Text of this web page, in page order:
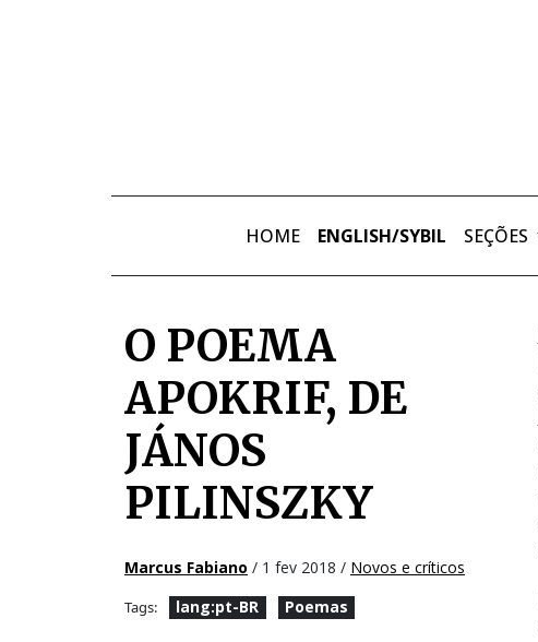
HOME ENGLISH/SYBIL SEÇÕES
O POEMA
APOKRIF, DE
JÁNOS
PILINSZKY
Marcus Fabiano / 1 fev 2018 / Novos e críticos
Tags: lang:pt-BR Poemas